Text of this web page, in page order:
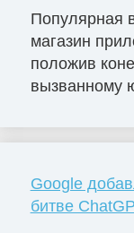
Популярная
магазин
положив
вызванному
Google
битве